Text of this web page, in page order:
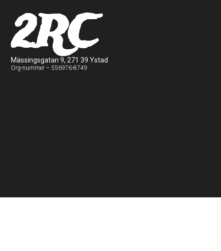
2RC
Mässingsgatan 9, 271 39 Ystad
Org-nummer – 556976-8749